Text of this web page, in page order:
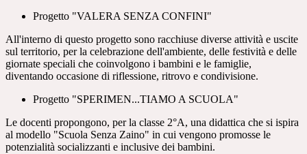
Progetto "VALERA SENZA CONFINI"
All'interno di questo progetto sono racchiuse diverse attività e uscite
sul territorio, per la celebrazione dell'ambiente, delle festività e delle
giornate speciali che coinvolgono i bambini e le famiglie,
diventando occasione di riflessione, ritrovo e condivisione.
Progetto "SPERIMEN...TIAMO A SCUOLA"
Le docenti propongono, per la classe 2°A, una didattica che si ispira
al modello "Scuola Senza Zaino" in cui vengono promosse le
potenzialità socializzanti e inclusive dei bambini.